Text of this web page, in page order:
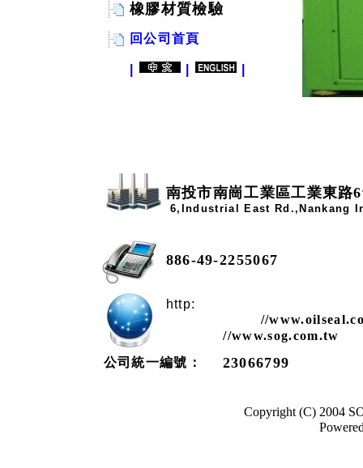
橡膠材質檢驗
回公司首頁
南投市南崗工業區工業東路
6,Industrial East Rd.,Nankang
886-49-2255067
http:
//
//www.sog.com.tw
公司統一編號：
23066799
Copyright (C) 2004